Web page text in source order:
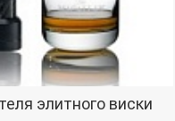
элитного виски